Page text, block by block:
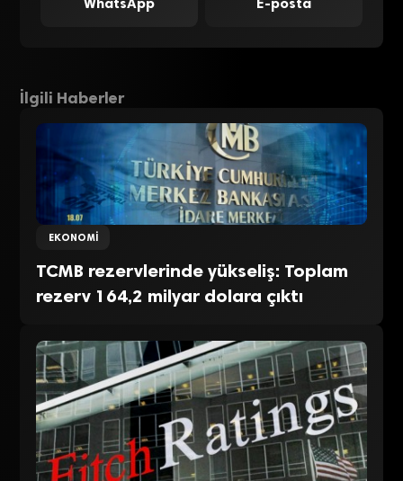
İlgili Haberler
EKONOMI
TCMB rezervlerinde yükseliş: Toplam
rezerv 164,2 milyar dolara çıktı